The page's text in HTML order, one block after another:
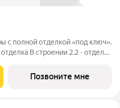
с полной отделкой «под ключ».
В строении 2.2 - отделка
Квартиры с отделкой «ПОД
Позвоните мне